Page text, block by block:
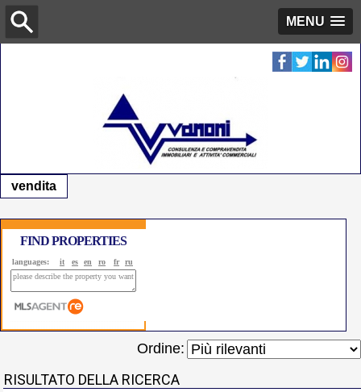
MENU
vendita
FIND PROPERTIES
languages: it es en ro fr ru
Ordine:
RISULTATO DELLA RICERCA